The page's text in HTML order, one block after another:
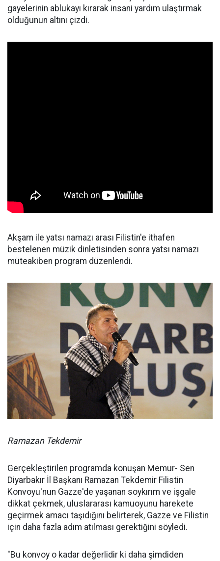
gayelerinin ablukayı kırarak insani yardım ulaştırmak
olduğunun altını çizdi.
Akşam ile yatsı namazı arası Filistin'e ithafen
bestelenen müzik dinletisinden sonra yatsı namazı
müteakiben program düzenlendi.
Ramazan Tekdemir
Gerçekleştirilen programda konuşan Memur- Sen
Diyarbakır İl Başkanı Ramazan Tekdemir Filistin
Konvoyu'nun Gazze'de yaşanan soykırım ve işgale
dikkat çekmek, uluslararası kamuoyunu harekete
geçirmek amacı taşıdığını belirterek, Gazze ve Filistin
için daha fazla adım atılması gerektiğini söyledi.
"Bu konvoy o kadar değerlidir ki daha şimdiden